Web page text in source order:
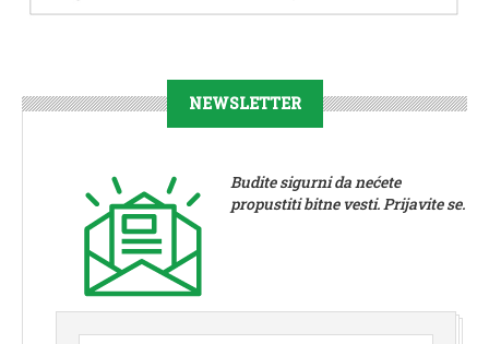
NEWSLETTER
Budite sigurni da nećete
propustiti bitne vesti. Prijavite se.